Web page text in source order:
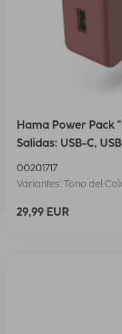
Hama Power Pack
Salidas: USB-C,
00201717
Variantes: Tono del
29,99 EUR